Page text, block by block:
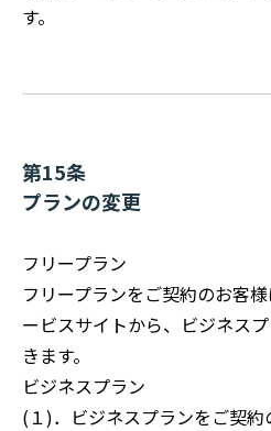
す。
第15条
プランの変更
フリープラン
フリープランをご契約のお客
ービスサイトから、ビジネス
きます。
ビジネスプラン
(１)．ビジネスプランをご契